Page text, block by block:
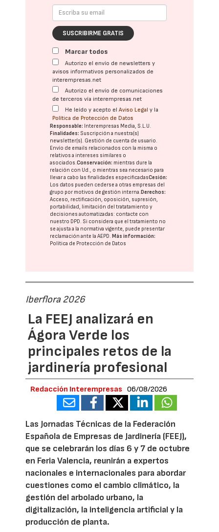
SUSCRIBIRME GRATIS
Marcar todos
Autorizo el envío de newsletters y
avisos informativos personalizados de
interempresas.net
Autorizo el envío de comunicaciones
de terceros vía interempresas.net
He leído y acepto elAviso Legal y la
Política de Protección de Datos
Responsable: Interempresas Media, S.L.U.
Finalidades: Suscripción a nuestra(s)
newsletter(s). Gestión de cuenta de usuario.
Envío de emails relacionados con la misma o
relativos a intereses similares o
asociados.Conservación: mientras dure la
relación con Ud., o mientras sea necesario para
llevar a cabo las finalidades especificadasCesión:
Los datos pueden cederse a otras empresas del
grupo por motivos de gestión interna.Derechos:
Acceso, rectificación, oposición, supresión,
portabilidad, limitación del tratatamiento y
decisiones automatizadas: contacte con
nuestro DPD. Si considera que el tratamiento no
se ajusta a la normativa vigente, puede presentar
reclamación ante laAEPD.Más información:
Política de Protección de Datos
Iberflora 2026
La FEEJ analizará en
Ágora Verde los
principales retos de la
jardinería profesional
Redacción Interempresas 06/08/2026
Las Jornadas Técnicas de la Federación
Española de Empresas de Jardinería (FEEJ),
que se celebrarán los días 6 y 7 de octubre
en Feria Valencia, reunirán a expertos
nacionales e internacionales para abordar
cuestiones como el cambio climático, la
gestión del arbolado urbano, la
digitalización, la inteligencia artificial y la
producción de planta.